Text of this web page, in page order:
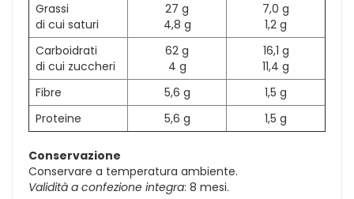
Grassi
di cui saturi
27 g
4,8 g
7,0 g
1,2 g
Carboidrati
di cui zuccheri
62 g
4 g
16,1 g
11,4 g
Fibre
5,6 g
1,5 g
Proteine
5,6 g 1,5 g
Conservazione
Conservare a temperatura ambiente.
Validità a confezione integra: 8 mesi.